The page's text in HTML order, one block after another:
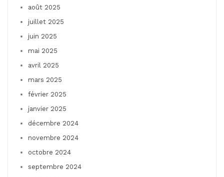
août 2025
juillet 2025
juin 2025
mai 2025
avril 2025
mars 2025
février 2025
janvier 2025
décembre 2024
novembre 2024
octobre 2024
septembre 2024